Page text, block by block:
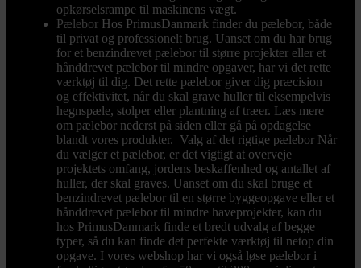
opkørselsrampe til maskinens vægt.
Pælebor Hos PrimusDanmark finder du pælebor, både
til privat og professionelt brug. Uanset om du har brug
for et benzindrevet pælebor til større projekter eller et
hånddrevet pælebor til mindre opgaver, har vi det rette
værktøj til dig. Det rette pælebor giver dig præcision
og effektivitet, når du skal grave huller til eksempelvis
hegnspæle, stolper eller plantning af træer. Læs mere
om pælebor nederst på siden eller gå på opdagelse
blandt vores produkter. Valg af det rigtige pælebor Når
du vælger et pælebor, er det vigtigt at overveje
projektets omfang, jordens beskaffenhed og antallet af
huller, der skal graves. Uanset om du skal bruge et
benzindrevet pælebor til en større byggeopgave eller et
hånddrevet pælebor til mindre haveprojekter, kan du
hos PrimusDanmark finde et bredt udvalg af begge
typer, så du kan finde det perfekte værktøj til netop din
opgave. I vores webshop har vi også løse pælebor i